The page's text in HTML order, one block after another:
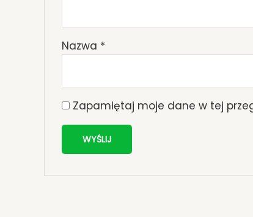
Nazwa *
Zapamiętaj moje dane w tej